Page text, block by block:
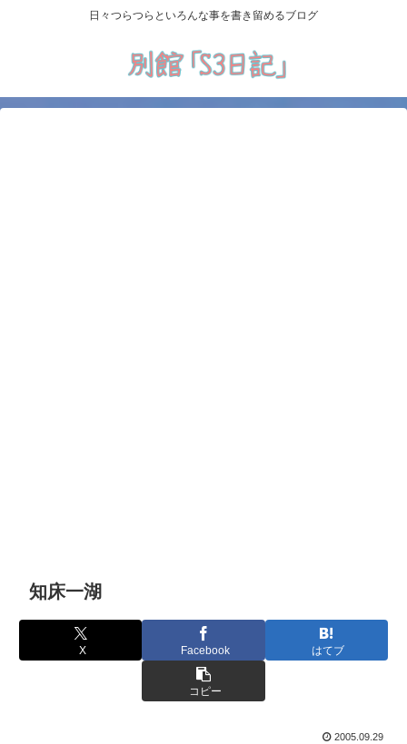
日々つらつらといろんな事を書き留めるブログ
知床一湖
X Facebook はてブ
コピー
2005.09.29